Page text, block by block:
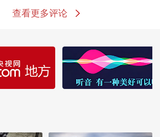
查看更多评论